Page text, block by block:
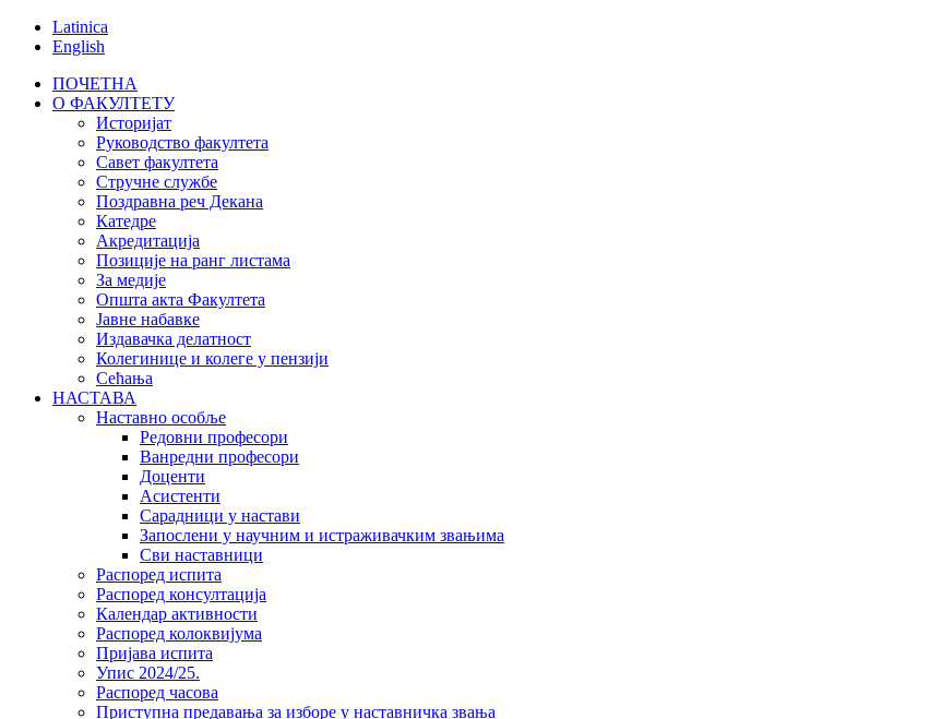
Latinica
English
ПОЧЕТНА
О ФАКУЛТЕТУ
Историјат
Руководство факултета
Савет факултета
Стручне службе
Поздравна реч Декана
Катедре
Акредитација
Позиције на ранг листама
За медије
Општа акта Факултета
Јавне набавке
Издавачка делатност
Колегинице и колеге у пензији
Сећања
НАСТАВА
Наставно особље
Редовни професори
Ванредни професори
Доценти
Асистенти
Сарадници у настави
Запослени у научним и истраживачким звањима
Сви наставници
Распоред испита
Распоред консултација
Календар активности
Распоред колоквијума
Пријава испита
Упис 2024/25.
Распоред часова
Приступна предавања за изборе у наставничка звања